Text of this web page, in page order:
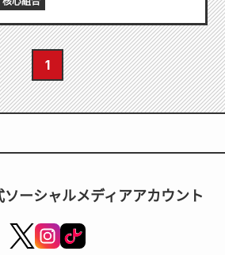
1
ソーシャルメディアアカウント